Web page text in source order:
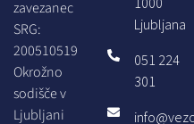
zavezanec
SRG:
200510519
Okrožno
sodišče v
Ljubljani
Ljubljana
051 224
301